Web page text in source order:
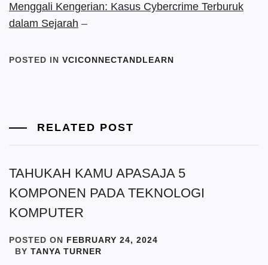
Menggali Kengerian: Kasus Cybercrime Terburuk
dalam Sejarah –
POSTED IN VCICONNECTANDLEARN
RELATED POST
TAHUKAH KAMU APASAJA 5
KOMPONEN PADA TEKNOLOGI
KOMPUTER
POSTED ON FEBRUARY 24, 2024
BY TANYA TURNER